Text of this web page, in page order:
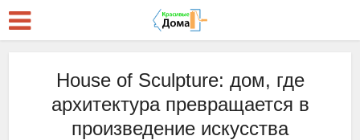
House of Sculpture: дом, где
архитектура превращается в
произведение искусства